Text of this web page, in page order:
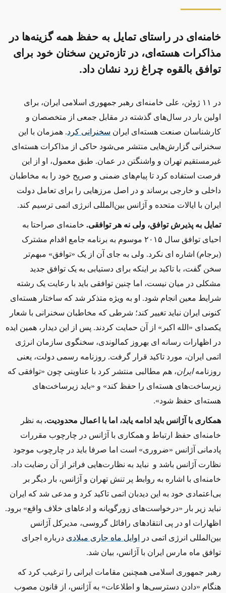
خامنه‌ای در راستای تمایل به حفظ همه گزینه‌ها در
مذاکرات هسته‌ای، در تازه‌ترین سخنان خود برای
توافق بالقوه چراغ زرد نشان داد.
در ۱۱ ژوئن، علی خامنه‌ای رهبر جمهوری اسلامی ایران، برای
اولین بار در سال‌های گذشته در مقابل جمعی از متخصصان و
کارشناسان صنعت هسته‌ای ایران سخنرانی کرد. همزمان با این
سخنرانی گزارش‌هایی منتشر می‌شود حاکی از مذاکرات هسته‌ای
غیرمستقیم تهران و واشنگتن در عمان. طبق معمول، او از این
فرصت استفاده کرد تا پیام‌های ضمنی و صریح خود را به مخاطبان
داخلی و خارجی برساند و در اصل مرزهایی را برای تعامل دولت
ایران با ایالات متحده و آژانس بین‌المللی انرژی اتمی ترسیم کند.
تمایل به پذیرش توافق، ولی نه هر توافقی. خامنه ‌ای صراحتا به
احیای توافق سال ۲۰۱۵ موسوم به برنامه جامع اقدام مشترک
(برجام) اشاره ای نکرد. ولی به جای آن از یک «توافق» مبهم‌تر
سخن گفت، با تاکید بر اینکه برای دستیابی به یک توافق جدید
مشکلی در میان نیست، اما چنین توافقی باید با رعایت یک رشته
شرایط معین انجام شود. او به‌ ویژه متذکر شد که ساختار هسته‌ای
کنونی ایران نباید تغییر کند؛ ‌شرطی که مخاطبان سخنرانی با شعار
یکصدای « الله اکبر» از آن حمایت کردند. پس از این دیدار، همین ایده
در اظهارات رسانه ای بهروز کمالوندی، سخنگوی سازمان انرژی
اتمی ایران، مورد تاکید قرار گرفت. روزنامه رسمی دولت، یعنی
روزنامهایران، هم مطالبی منتشر کرد با عناوینی چون «توافقی که
زیرساخت‌های هسته‌ای را حفظ کند» و «باید زیرساخت‌های
هسته‌ای حفظ شود».
همکاری با آژانس باید ادامه یابد، اما با اعمال محدودیت. به نظر
خامنه ‌ای حفظ ارتباط و همکاری با آژانس در چارچوب مقررات
پادمانی آژانس «ضروری» است اما صرفا باید در چارچوب موجود
نظارت آژانس باشد و نباید به نظارت‌هایی فراتر از آن رضایت داد.
خامنه ‌ای با اشاره به روابط پر تنش تهران و آژانس، بار دیگر بر
بی‌اعتمادی خود به این دیدبان اتمی تاکید کرد و مدعی شد که ایران
نباید زیر بار «درخواست‌های زورگویانه و ادعاهای خلاف واقع» برود.
اظهارات او در پی انتقادهای رافائل گروسی، مدیرکل آژانس
بین‌المللی انرژی اتمی در
اوایل ماه جاری میلادی درباره اجرای
توافق ماه مارس ایران با آژانس، بیان شد.
رهبر جمهوری اسلامی همچنین مقامات ایرانی را ترغیب کرد که
هنگام «دادن دسترسی‌ها و اطلاعات» به آژانس، از قانون مصوب